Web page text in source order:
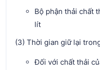
Bộ phận thải chất
lít
(3) Thời gian giữ lại
Đối với chất thải